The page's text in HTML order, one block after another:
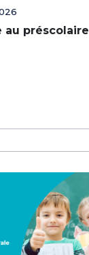
au préscolaire